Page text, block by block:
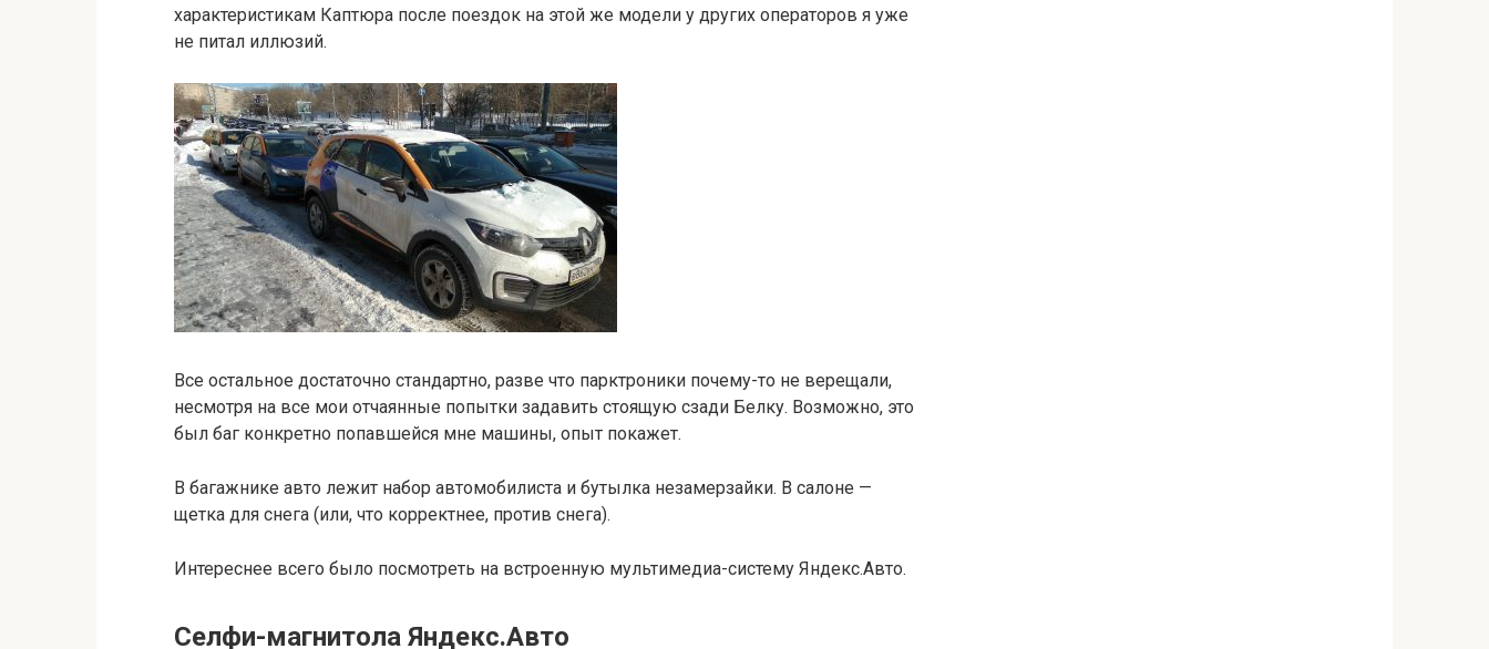
характеристикам Каптюра после поездок на этой же модели у других операторов я уже
не питал иллюзий.
Все остальное достаточно стандартно, разве что парктроники почему-то не верещали,
несмотря на все мои отчаянные попытки задавить стоящую сзади Белку. Возможно, это
был баг конкретно попавшейся мне машины, опыт покажет.
В багажнике авто лежит набор автомобилиста и бутылка незамерзайки. В салоне —
щетка для снега (или, что корректнее, против снега).
Интереснее всего было посмотреть на встроенную мультимедиа-систему Яндекс.Авто.
Селфи-магнитола Яндекс.Авто